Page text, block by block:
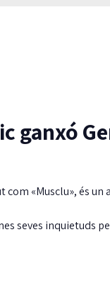
ganxó
com «Musclu», és
seves inquietuds